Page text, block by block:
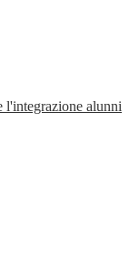
l'integrazione alunni